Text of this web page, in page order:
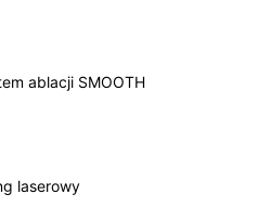
ablacji SMOOTH
laserowy